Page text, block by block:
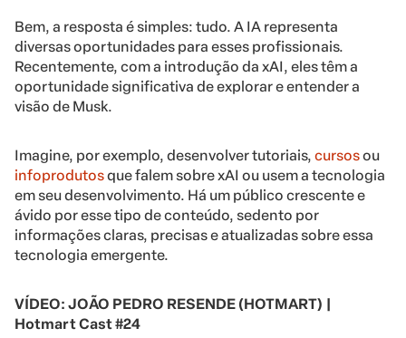
Bem, a resposta é simples: tudo. A IA representa
diversas oportunidades para esses profissionais.
Recentemente, com a introdução da xAI, eles têm a
oportunidade significativa de explorar e entender a
visão de Musk.
Imagine, por exemplo, desenvolver tutoriais, cursosou
infoprodutosque falem sobre xAI ou usem a tecnologia
em seu desenvolvimento. Há um público crescente e
ávido por esse tipo de conteúdo, sedento por
informações claras, precisas e atualizadas sobre essa
tecnologia emergente.
VÍDEO: JOÃO PEDRO RESENDE (HOTMART) |
Hotmart Cast #24